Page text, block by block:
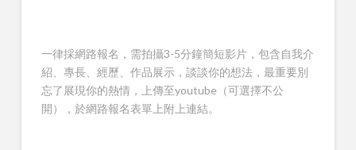
一律採網路報名，需拍攝3-5分鐘簡短影片，包含自我介
紹、專長、經歷、作品展示，談談你的想法，最重要別
忘了展現你的熱情，上傳至youtube（可選擇不公
開），於網路報名表單上附上連結。